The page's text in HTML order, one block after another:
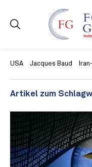
USA Jacques Baud
Artikel zum